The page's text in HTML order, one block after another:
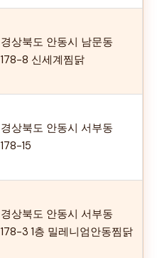
경상북도 안동시 남문동
178-8 신세계찜닭
경상북도 안동시 서부동
178-15
경상북도 안동시 서부동
178-3 1층 밀레니엄안동찜닭